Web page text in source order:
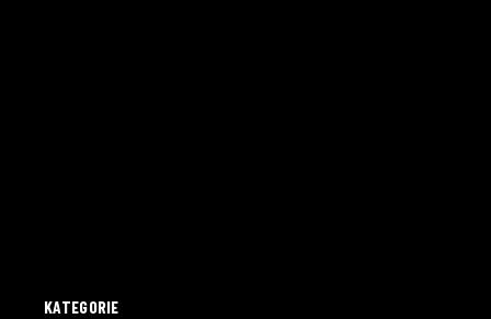
KATEGORIE